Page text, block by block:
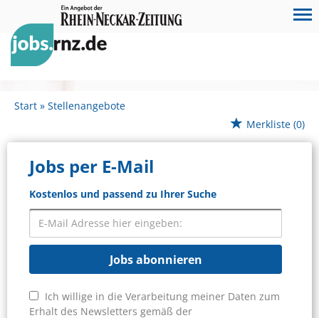
Start
Stellenangebote
Merkliste (0)
Jobs per E-Mail
Kostenlos und passend zu Ihrer Suche
Jobs abonnieren
Ich willige in die Verarbeitung meiner Daten zum
Erhalt des Newsletters gemäß der